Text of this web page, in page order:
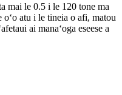
mai le 0.5 i le 120 tone ma
oʻo atu i le tineia o afi, matou
ai manaʻoga eseese a